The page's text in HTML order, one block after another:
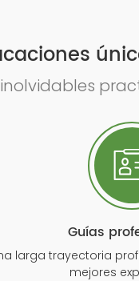
inolvidables
Guías
larga trayectoria
mejores